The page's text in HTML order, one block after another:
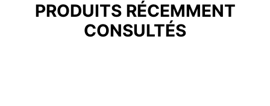
PRODUITS RÉCEMMENT
CONSULTÉS